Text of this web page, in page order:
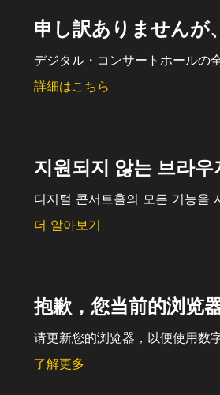
申し訳ありませんが
デジタル・コンサートホールの
詳細はこちら
지원되지 않는 브라
디지털 콘서트홀의 모든 기능을
더 알아보기
抱歉，您当前的浏览
请更新您的浏览器，以便使用数
了解更多